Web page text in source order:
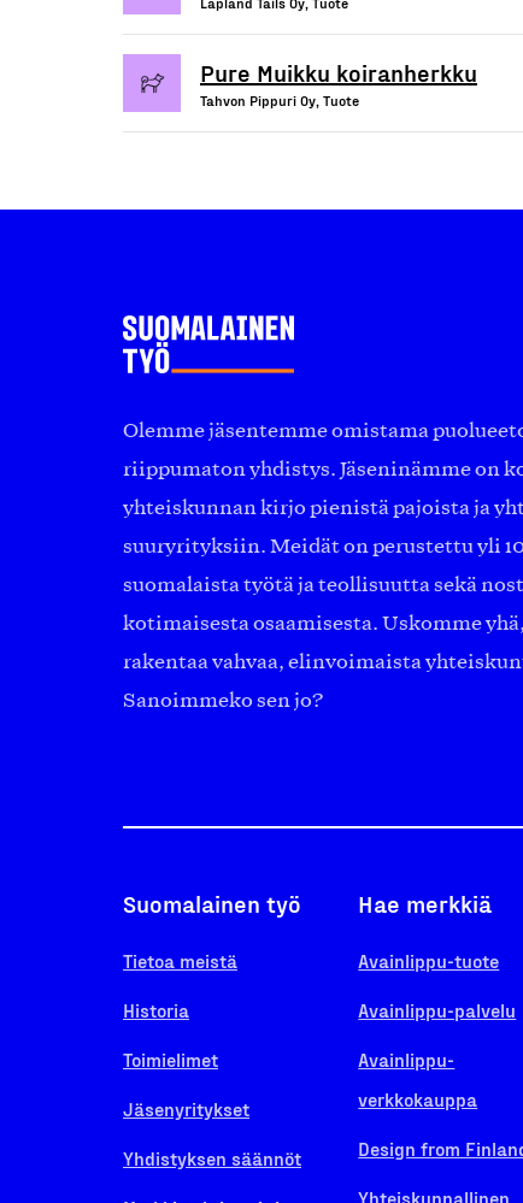
Pure Muikku koiranherkku
Tahvon Pippuri Oy, Tuote
Olemme jäsentemme omistama
riippumaton yhdistys. Jäseninämme on
yhteiskunnan kirjo pienistä pajoista ja
suuryrityksiin. Meidät on perustettu yli
suomalaista työtä ja teollisuutta sekä
kotimaisesta osaamisesta. Uskomme
rakentaa vahvaa, elinvoimaista
Sanoimmeko sen jo?
Suomalainen työ
Tietoa meistä
Historia
Toimielimet
Jäsenyritykset
Yhdistyksen säännöt
Hae merkkiä
Avainlippu-tuote
Avainlippu-palvelu
Avainlippu-
verkkokauppa
Design from
Yhteiskunnallinen